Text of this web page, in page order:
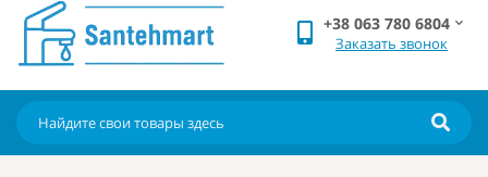
+38 063 780 6804
Заказать звонок